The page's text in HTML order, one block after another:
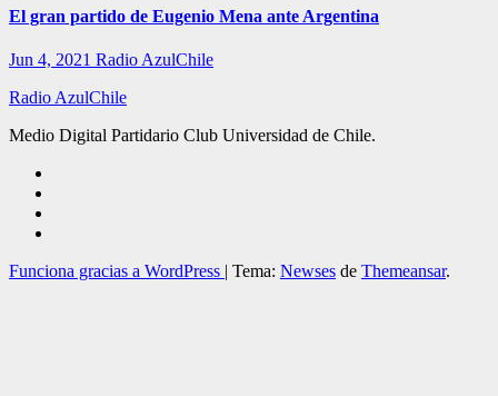
El gran partido de Eugenio Mena ante Argentina
Jun 4, 2021 Radio AzulChile
Radio AzulChile
Medio Digital Partidario Club Universidad de Chile.
Funciona gracias a WordPress | Tema: Newses de Themeansar.